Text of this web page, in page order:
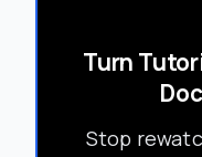
Turn
Stop